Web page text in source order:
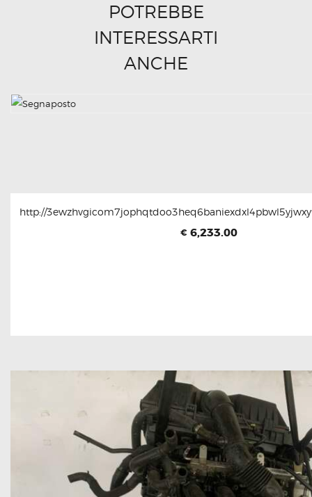
POTREBBE
INTERESSARTI
ANCHE
http://
€ 6,233.00